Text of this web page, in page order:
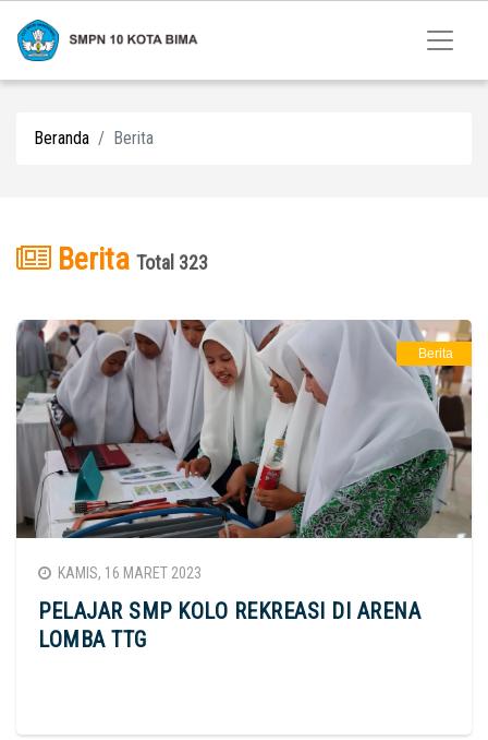
Beranda Berita
Berita Total 323
Berita
KAMIS, 16 MARET 2023
PELAJAR SMP KOLO REKREASI DI ARENA
LOMBA TTG